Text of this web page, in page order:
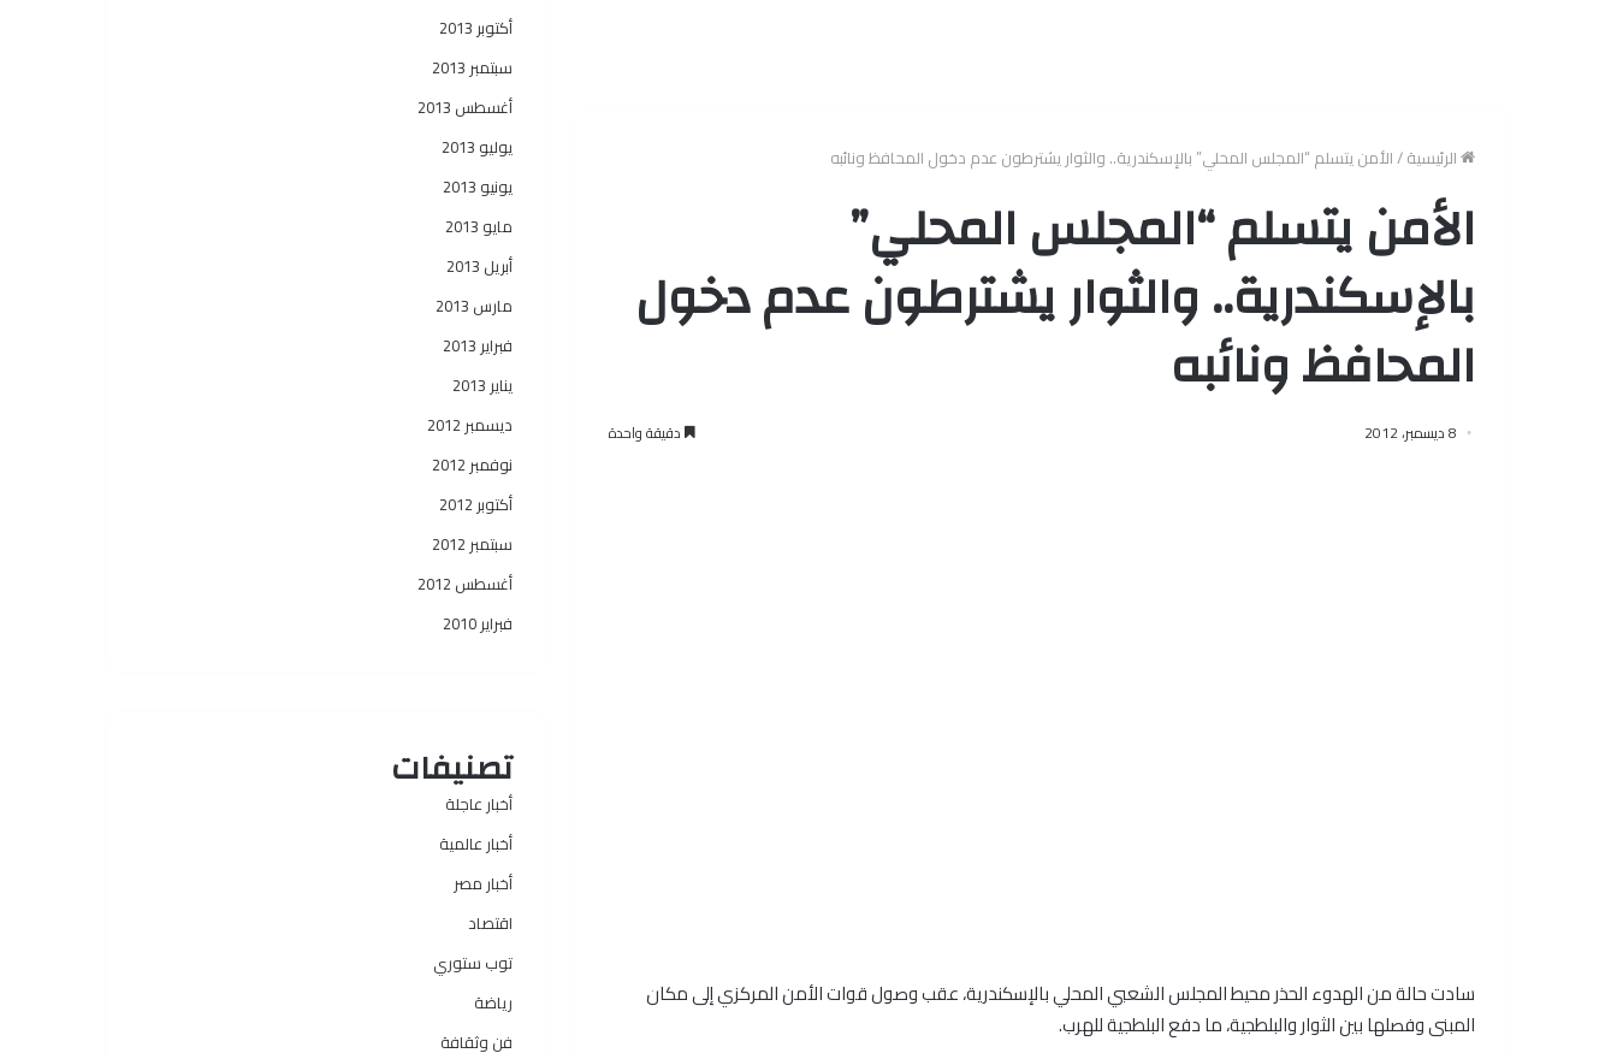
الرئيسية/الأمن يتسلم “المجلس المحلي” بالإسكندرية.. والثوار يشترطون عدم دخول المحافظ ونائبه
الأمن يتسلم “المجلس المحلي”
بالإسكندرية.. والثوار يشترطون عدم دخول
المحافظ ونائبه
8 ديسمبر، 2012 دقيقة واحدة
سادت حالة من الهدوء الحذر محيط المجلس الشعبي المحلي بالإسكندرية، عقب وصول قوات الأمن المركزي إلى مكان
المبنى وفصلها بين الثوار والبلطجية، ما دفع البلطجية للهرب.
أكتوبر 2013
سبتمبر 2013
أغسطس 2013
يوليو 2013
يونيو 2013
مايو 2013
أبريل 2013
مارس 2013
فبراير 2013
يناير 2013
ديسمبر 2012
نوفمبر 2012
أكتوبر 2012
سبتمبر 2012
أغسطس 2012
فبراير 2010
تصنيفات
أخبار عاجلة
أخبار عالمية
أخبار مصر
اقتصاد
توب ستوري
رياضة
فن وثقافة